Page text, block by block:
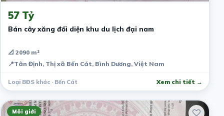
57 Tỷ
Bán cây xăng đối diện khu du lịch đại nam
📐 2090 m²
📍Tân Định, Thị xã Bến Cát, Bình Dương, Việt Nam
Loại BĐS khác · Bến Cát Xem chi tiết →
Môi giới